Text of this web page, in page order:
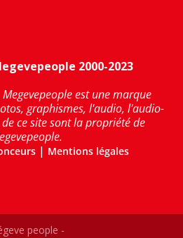
2000-2023
est une marque
graphismes, l'audio, l'audio-
ce site sont la propriété de
| Mentions légales
people -